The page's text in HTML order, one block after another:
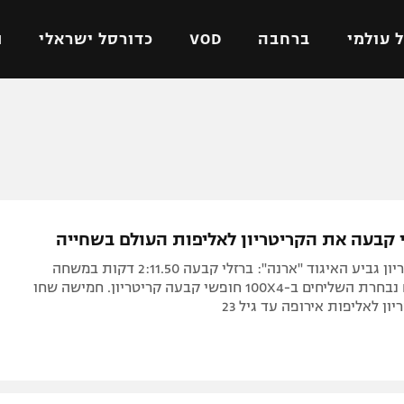
עולמי ברחבה VOD כדורסל ישראלי
ישראל
ליגה גרמנית
ליגה ספרדית
ליגה איטלקית
הפועל חולון
קבעה את הקריטריון לאליפות העולם בשחייה
תחרות קריטריון גביע האיגוד "ארנה": ברזלי קבעה 2:11.50 דקות במשחה
ל-200 גב. גם נבחרת השליחים ב-100X4 חופשי קבעה קריטריון. חמישה שחו
לאליפות אירופה עד גיל 23